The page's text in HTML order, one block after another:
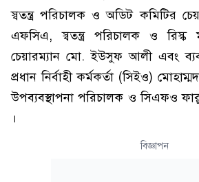
স্বতন্ত্র পরিচালক ও অডিট কমিটির
এফসিএ, স্বতন্ত্র পরিচালক ও রিস্ক
চেয়ারম্যান মো. ইউসুফ আলী এবং
প্রধান নির্বাহী কর্মকর্তা (সিইও)
উপব্যবস্থাপনা পরিচালক ও সিএফও
।
বিজ্ঞাপন